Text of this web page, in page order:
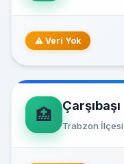
⚠ Veri Yok
🏥 Çarşıbaşı
Trabzon İlçesi